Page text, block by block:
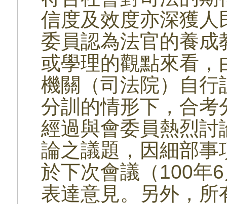
信度及效度亦深獲
委員認為法官的養
或學理的觀點來看
機關（司法院）自
分訓的情形下，合考
經過與會委員熱烈
論之議題，因細部
於下次會議（100年
表達意見。另外，